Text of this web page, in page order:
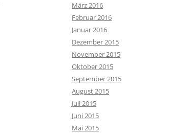
März 2016
Februar 2016
Januar 2016
Dezember 2015
November 2015
Oktober 2015
September 2015
August 2015
Juli 2015
Juni 2015
Mai 2015